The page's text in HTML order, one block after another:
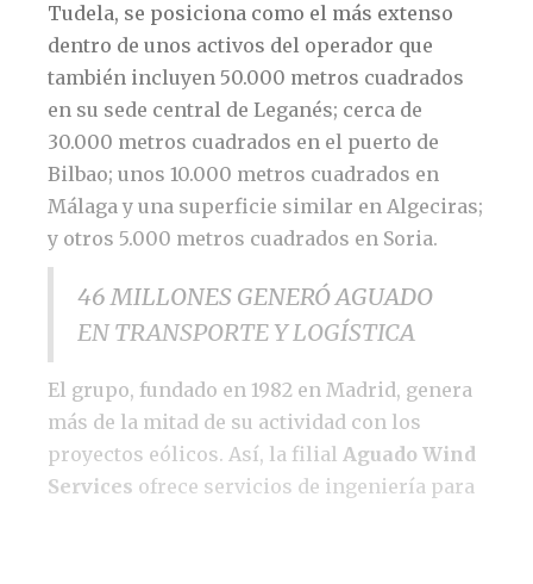
Tudela, se posiciona como el más extenso
dentro de unos activos del operador que
también incluyen 50.000 metros cuadrados
en su sede central de Leganés; cerca de
30.000 metros cuadrados en el puerto de
Bilbao; unos 10.000 metros cuadrados en
Málaga y una superficie similar en Algeciras;
y otros 5.000 metros cuadrados en Soria.
46 MILLONES GENERÓ AGUADO
EN TRANSPORTE Y LOGÍSTICA
El grupo, fundado en 1982 en Madrid, genera
más de la mitad de su actividad con los
proyectos eólicos. Así, la filial Aguado Wind
Services ofrece servicios de ingeniería para